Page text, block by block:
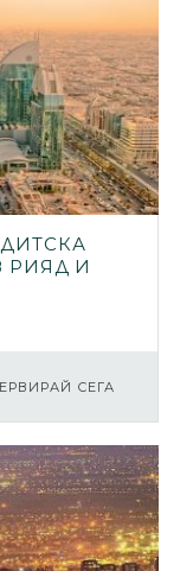
РИЯД И
СЕГА